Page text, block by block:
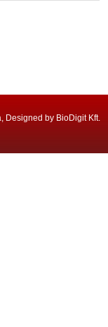
Designed by BioDigit Kft.